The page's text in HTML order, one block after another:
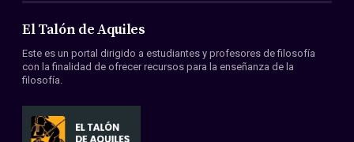
Acerca de nosotros
Miembros
Convenios
El Talón de Aquiles
Este es un portal dirigido a estudiantes y profesores de filosofía
con la finalidad de ofrecer recursos para la enseñanza de la
filosofía.